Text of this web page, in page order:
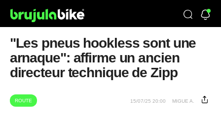
"Les pneus hookless sont une
arnaque": affirme un ancien
directeur technique de Zipp
ROUTE 15/07/25 20:00 MIGUE A.